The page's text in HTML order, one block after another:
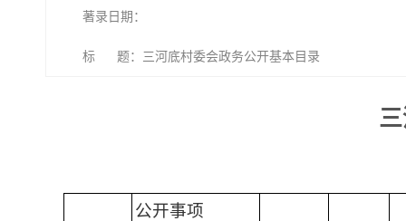
著录日期：
标 题：三河底村委会政务公开基本目录
公开事项